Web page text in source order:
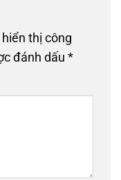
thị công
đánh dấu *